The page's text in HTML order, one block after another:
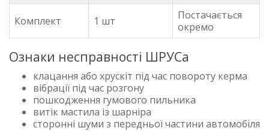
Комплект 1 шт
Постачається
окремо
Ознаки несправності ШРУСа
клацання або хрускіт під час повороту керма
вібрації під час розгону
пошкодження гумового пильника
витік мастила із шарніра
сторонні шуми з передньої частини автомобіля